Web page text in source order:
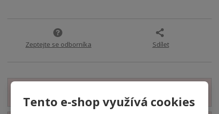
Tento e-shop využívá cookies
Zeptejte se odborníka Sdílet